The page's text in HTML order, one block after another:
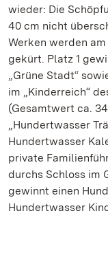
wieder: Die
40 cm nicht
Werken werden
gekürt. Platz 1
„Grüne Stadt“
im „Kinderreich“
(Gesamtwert ca.
„Hundertwasser
Hundertwasser
private
durchs Schloss im
gewinnt einen
Hundertwasser